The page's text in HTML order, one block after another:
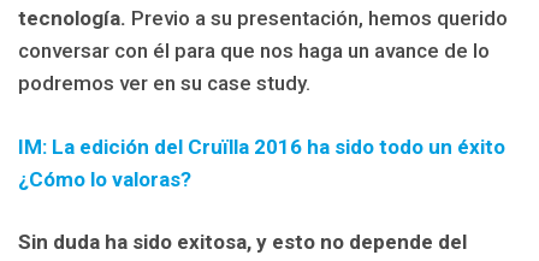
tecnología. Previo a su presentación, hemos querido
conversar con él para que nos haga un avance de lo
podremos ver en su case study.
IM: La edición del Cruïlla 2016 ha sido todo un éxito
¿Cómo lo valoras?
Sin duda ha sido exitosa, y esto no depende del